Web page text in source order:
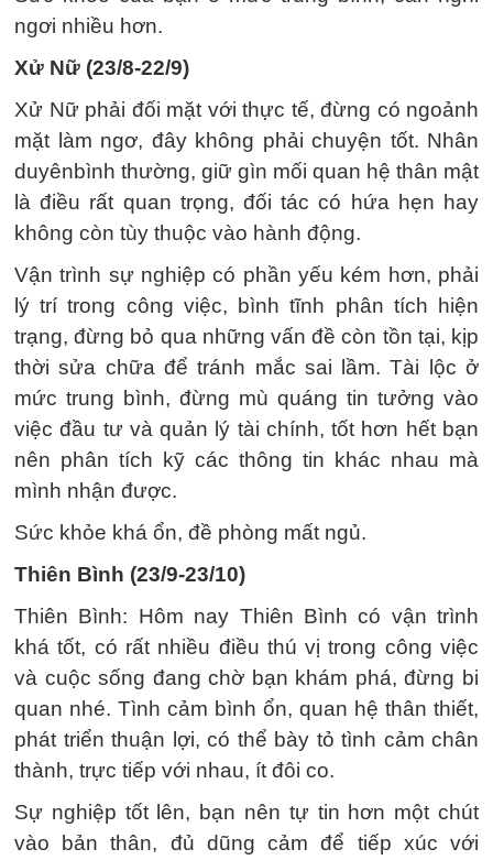
ngơi nhiều hơn.
Xử Nữ (23/8-22/9)
Xử Nữ phải đối mặt với thực tế, đừng có ngoảnh
mặt làm ngơ, đây không phải chuyện tốt. Nhân
duyênbình thường, giữ gìn mối quan hệ thân mật
là điều rất quan trọng, đối tác có hứa hẹn hay
không còn tùy thuộc vào hành động.
Vận trình sự nghiệp có phần yếu kém hơn, phải
lý trí trong công việc, bình tĩnh phân tích hiện
trạng, đừng bỏ qua những vấn đề còn tồn tại, kịp
thời sửa chữa để tránh mắc sai lầm. Tài lộc ở
mức trung bình, đừng mù quáng tin tưởng vào
việc đầu tư và quản lý tài chính, tốt hơn hết bạn
nên phân tích kỹ các thông tin khác nhau mà
mình nhận được.
Sức khỏe khá ổn, đề phòng mất ngủ.
Thiên Bình (23/9-23/10)
Thiên Bình: Hôm nay Thiên Bình có vận trình
khá tốt, có rất nhiều điều thú vị trong công việc
và cuộc sống đang chờ bạn khám phá, đừng bi
quan nhé. Tình cảm bình ổn, quan hệ thân thiết,
phát triển thuận lợi, có thể bày tỏ tình cảm chân
thành, trực tiếp với nhau, ít đôi co.
Sự nghiệp tốt lên, bạn nên tự tin hơn một chút
vào bản thân, đủ dũng cảm để tiếp xúc với